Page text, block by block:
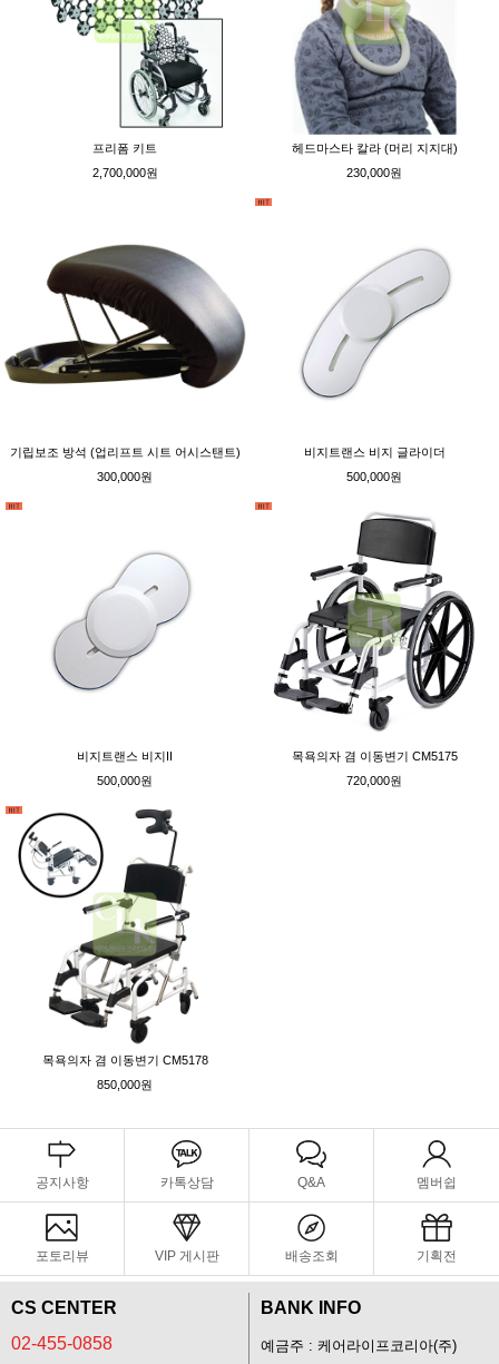
프리폼 키트
2,700,000원
헤드마스타 칼라 (머리 지지대)
230,000원
기립보조 방석 (업리프트 시트 어시스탠트)
300,000원
비지트랜스 비지 글라이더
500,000원
비지트랜스 비지II
500,000원
목욕의자 겸 이동변기 CM5175
720,000원
목욕의자 겸 이동변기 CM5178
850,000원
공지사항 카톡상담 Q&A 멤버쉽
포토리뷰 VIP 게시판 배송조회 기획전
CS CENTER
02-455-0858
BANK INFO
예금주 : 케어라이프코리아(주)